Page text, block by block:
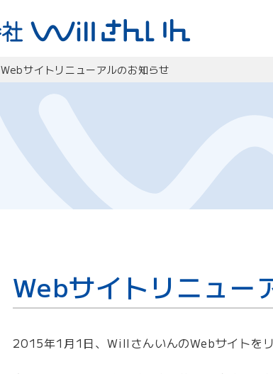
Webサイトリニューアルのお知らせ
Webサイトリニュー
2015年1月1日、WillさんいんのWebサイトをリ